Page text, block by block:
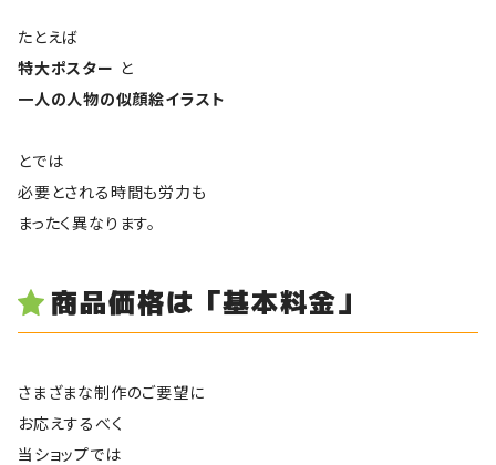
たとえば
特大ポスター と
一人の人物の似顔絵イラスト
とでは
必要とされる時間も労力も
まったく異なります。
商品価格は「基本料金」
さまざまな制作のご要望に
お応えするべく
当ショップでは